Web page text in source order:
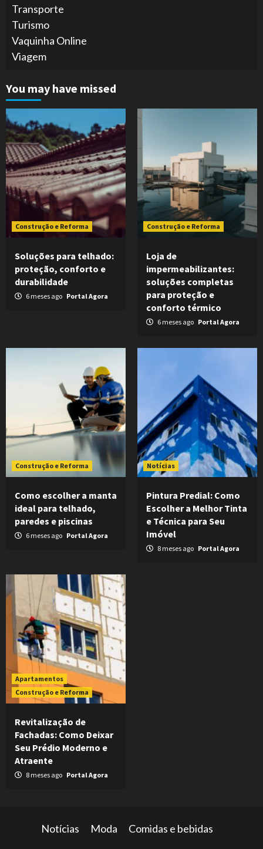
Transporte
Turismo
Vaquinha Online
Viagem
You may have missed
Construção e Reforma
Soluções para telhado:
proteção, conforto e
durabilidade
6 meses ago Portal Agora
Construção e Reforma
Loja de
impermeabilizantes:
soluções completas
para proteção e
conforto térmico
6 meses ago Portal Agora
Construção e Reforma
Como escolher a manta
ideal para telhado,
paredes e piscinas
6 meses ago Portal Agora
Notícias
Pintura Predial: Como
Escolher a Melhor Tinta
e Técnica para Seu
Imóvel
8 meses ago Portal Agora
Apartamentos
Construção e Reforma
Revitalização de
Fachadas: Como Deixar
Seu Prédio Moderno e
Atraente
8 meses ago Portal Agora
Notícias Moda Comidas e bebidas